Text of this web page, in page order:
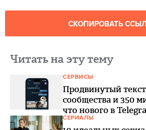
СКОПИРОВАТЬ
Читать на эту тему
СЕРВИСЫ
Продвинутый
сообщества и 350
что нового в
СЕРИАЛЫ